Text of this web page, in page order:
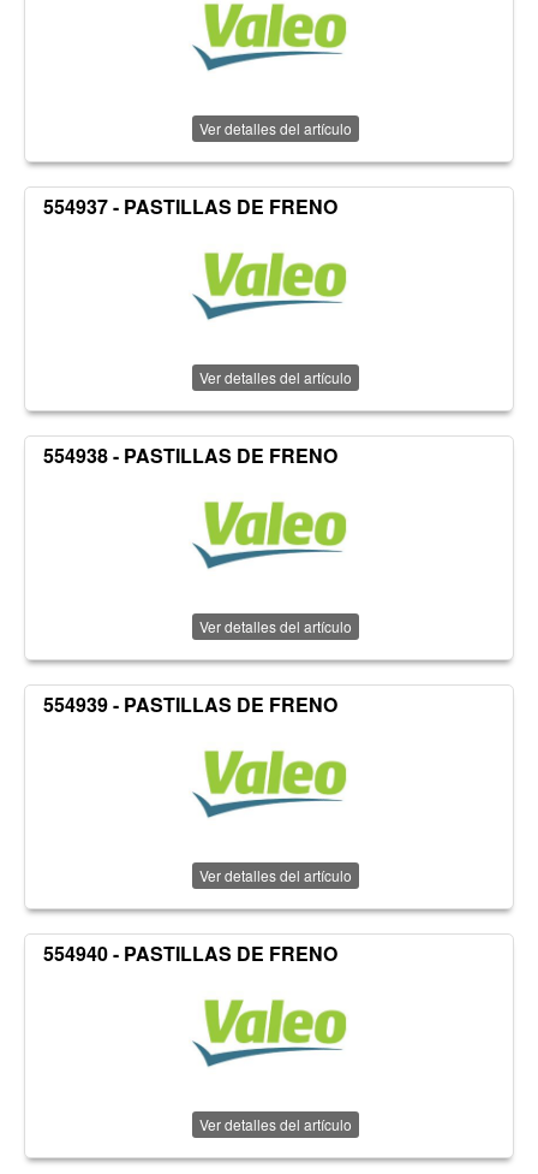
Ver detalles del artículo
554937 - PASTILLAS DE FRENO
Ver detalles del artículo
554938 - PASTILLAS DE FRENO
Ver detalles del artículo
554939 - PASTILLAS DE FRENO
Ver detalles del artículo
554940 - PASTILLAS DE FRENO
Ver detalles del artículo